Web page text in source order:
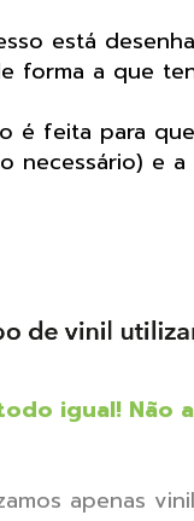
está
forma a que
é feita para
necessário) e
igual! Não
apenas